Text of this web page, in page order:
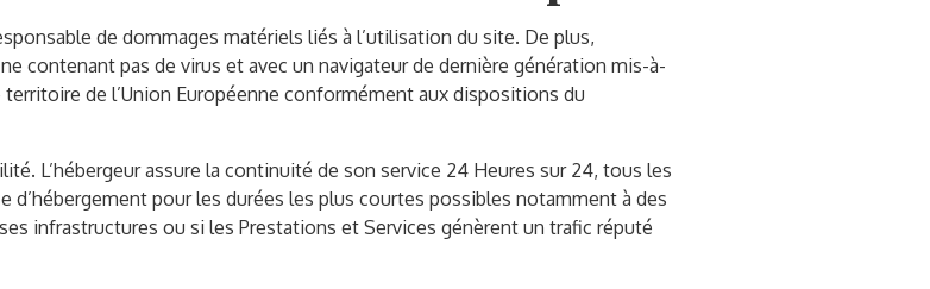
de dommages matériels liés à l’utilisation du site. De plus,
contenant pas de virus et avec un navigateur de dernière génération mis-à-
de l’Union Européenne conformément aux dispositions du
L’hébergeur assure la continuité de son service 24 Heures sur 24, tous les
d’hébergement pour les durées les plus courtes possibles notamment à des
infrastructures ou si les Prestations et Services génèrent un trafic réputé